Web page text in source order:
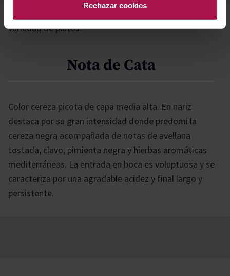
Rechazar cookies
variedad de platos.
Nota de Cata
Color cereza picota de capa media alta. En nariz
destaca por su gran intensidad donde predomi la
cereza negra acompañada de notas de avellana
tostada, clavo, pimienta negra y hierbas aromáticas
mediterráneas. La entrada en boca es voluptuosa y se
caracteriza por una agradable acidez y final largo y
persistente.